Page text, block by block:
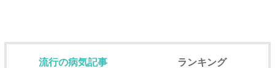
流行の病気記事 ランキング